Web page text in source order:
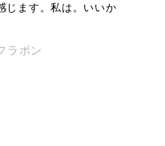
じます。私は。いいか
ラボン